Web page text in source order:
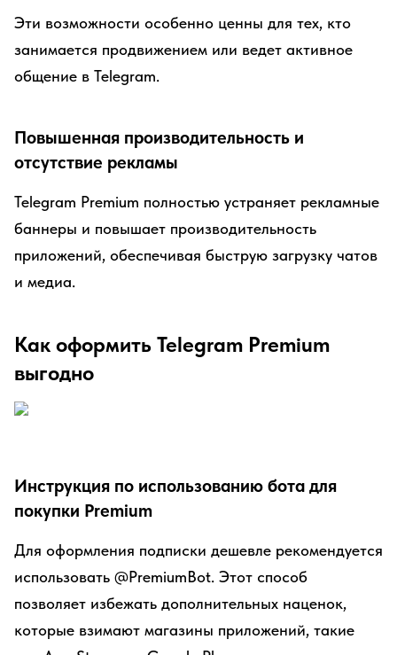
Эти возможности особенно ценны для тех, кто
занимается продвижением или ведет активное
общение в Telegram.
Повышенная производительность и
отсутствие рекламы
Telegram Premium полностью устраняет рекламные
баннеры и повышает производительность
приложений, обеспечивая быструю загрузку чатов
и медиа.
Как оформить Telegram Premium
выгодно
Инструкция по использованию бота для
покупки Premium
Для оформления подписки дешевле рекомендуется
использовать @PremiumBot. Этот способ
позволяет избежать дополнительных наценок,
которые взимают магазины приложений, такие